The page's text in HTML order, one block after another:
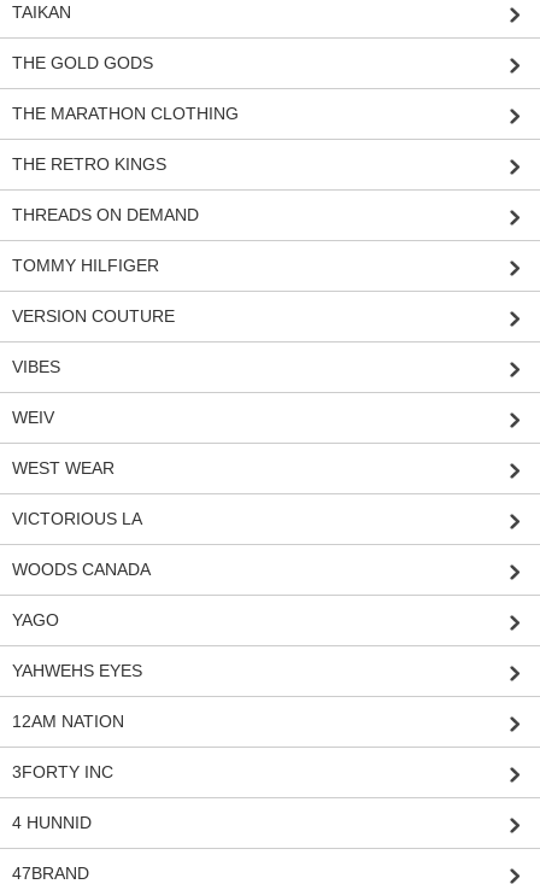
TAIKAN
THE GOLD GODS
THE MARATHON CLOTHING
THE RETRO KINGS
THREADS ON DEMAND
TOMMY HILFIGER
VERSION COUTURE
VIBES
WEIV
WEST WEAR
VICTORIOUS LA
WOODS CANADA
YAGO
YAHWEHS EYES
12AM NATION
3FORTY INC
4 HUNNID
47BRAND